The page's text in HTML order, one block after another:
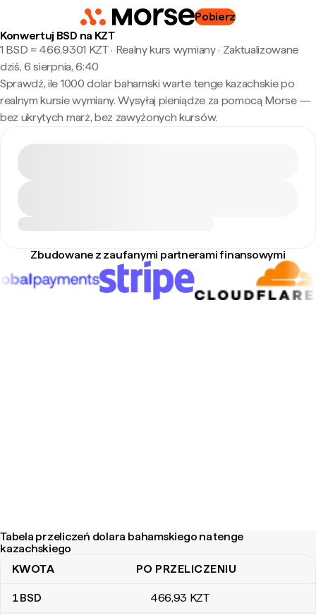
Pobierz
Konwertuj BSD na KZT
1 BSD ≈ 466,9301 KZT · Realny kurs wymiany· Zaktualizowane
dziś, 6 sierpnia, 6:40
Sprawdź, ile 1000 dolar bahamski warte tenge kazachskie po
realnym kursie wymiany. Wysyłaj pieniądze za pomocą Morse —
bez ukrytych marż, bez zawyżonych kursów.
Zbudowane z zaufanymi partnerami finansowymi
Tabela przeliczeń dolara bahamskiego na tenge
kazachskiego
Tabela przeliczeń dolara bahamskiego na tenge kazachskiego
KWOTA PO PRZELICZENIU
1BSD 466,93 KZT